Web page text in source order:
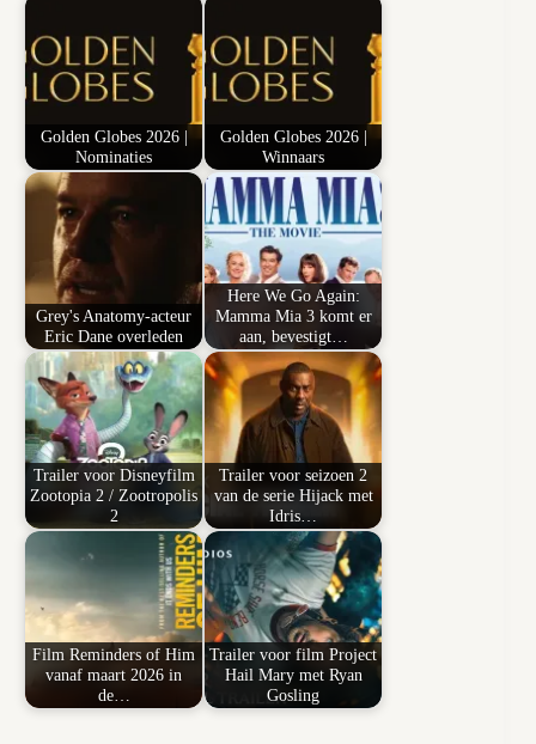
Golden Globes 2026 |
Nominaties
Golden Globes 2026 |
Winnaars
Grey's Anatomy-acteur
Eric Dane overleden
Here We Go Again:
Mamma Mia 3 komt er
aan, bevestigt…
Trailer voor Disneyfilm
Zootopia 2 / Zootropolis
2
Trailer voor seizoen 2
van de serie Hijack met
Idris…
Film Reminders of Him
vanaf maart 2026 in
de…
Trailer voor film Project
Hail Mary met Ryan
Gosling